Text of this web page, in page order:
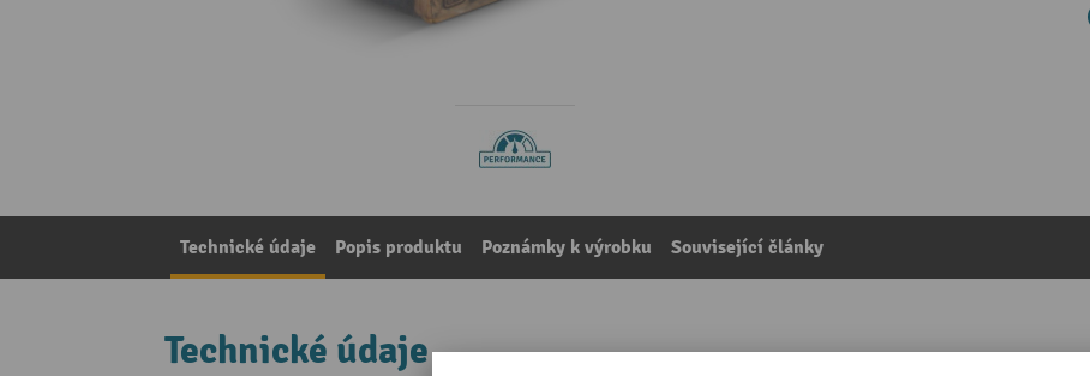
Technické údaje Popis produktu Poznámky k výrobku Související články
Technické údaje